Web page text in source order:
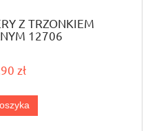
Z TRZONKIEM
12706
zł